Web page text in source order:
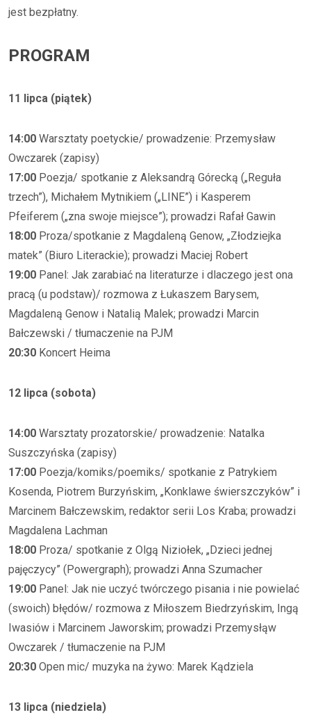
jest bezpłatny.
PROGRAM
11 lipca (piątek)
14:00 Warsztaty poetyckie/ prowadzenie: Przemysław
Owczarek (zapisy)
17:00 Poezja/ spotkanie z Aleksandrą Górecką („Reguła
trzech”), Michałem Mytnikiem („LINE”) i Kasperem
Pfeiferem („zna swoje miejsce”); prowadzi Rafał Gawin
18:00 Proza/spotkanie z Magdaleną Genow, „Złodziejka
matek” (Biuro Literackie); prowadzi Maciej Robert
19:00 Panel: Jak zarabiać na literaturze i dlaczego jest ona
pracą (u podstaw)/ rozmowa z Łukaszem Barysem,
Magdaleną Genow i Natalią Malek; prowadzi Marcin
Bałczewski / tłumaczenie na PJM
20:30 Koncert Heima
12 lipca (sobota)
14:00 Warsztaty prozatorskie/ prowadzenie: Natalka
Suszczyńska (zapisy)
17:00 Poezja/komiks/poemiks/ spotkanie z Patrykiem
Kosenda, Piotrem Burzyńskim, „Konklawe świerszczyków” i
Marcinem Bałczewskim, redaktor serii Los Kraba; prowadzi
Magdalena Lachman
18:00 Proza/ spotkanie z Olgą Niziołek, „Dzieci jednej
pajęczycy” (Powergraph); prowadzi Anna Szumacher
19:00 Panel: Jak nie uczyć twórczego pisania i nie powielać
(swoich) błędów/ rozmowa z Miłoszem Biedrzyńskim, Ingą
Iwasiów i Marcinem Jaworskim; prowadzi Przemysłąw
Owczarek / tłumaczenie na PJM
20:30 Open mic/ muzyka na żywo: Marek Kądziela
13 lipca (niedziela)